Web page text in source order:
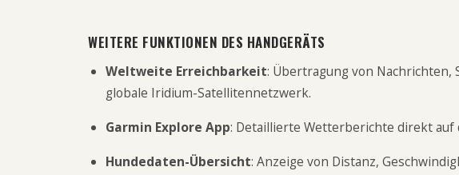
WEITERE FUNKTIONEN DES HANDGERÄTS
Weltweite Erreichbarkeit: Übertragung von Nachrichten,
globale Iridium-Satellitennetzwerk.
Garmin Explore App: Detaillierte Wetterberichte direkt auf
Hundedaten-Übersicht: Anzeige von Distanz,